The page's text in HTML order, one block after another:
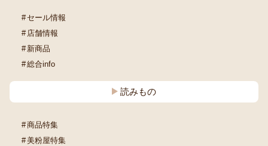
セール情報
店舗情報
新商品
総合info
読みもの
商品特集
美粉屋特集